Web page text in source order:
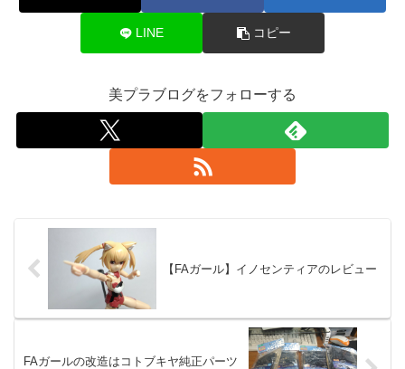
LINE コピー
美プラブログをフォローする
【FAガール】イノセンティアのレビュー
FAガールの改造はコトブキヤ純正パーツ